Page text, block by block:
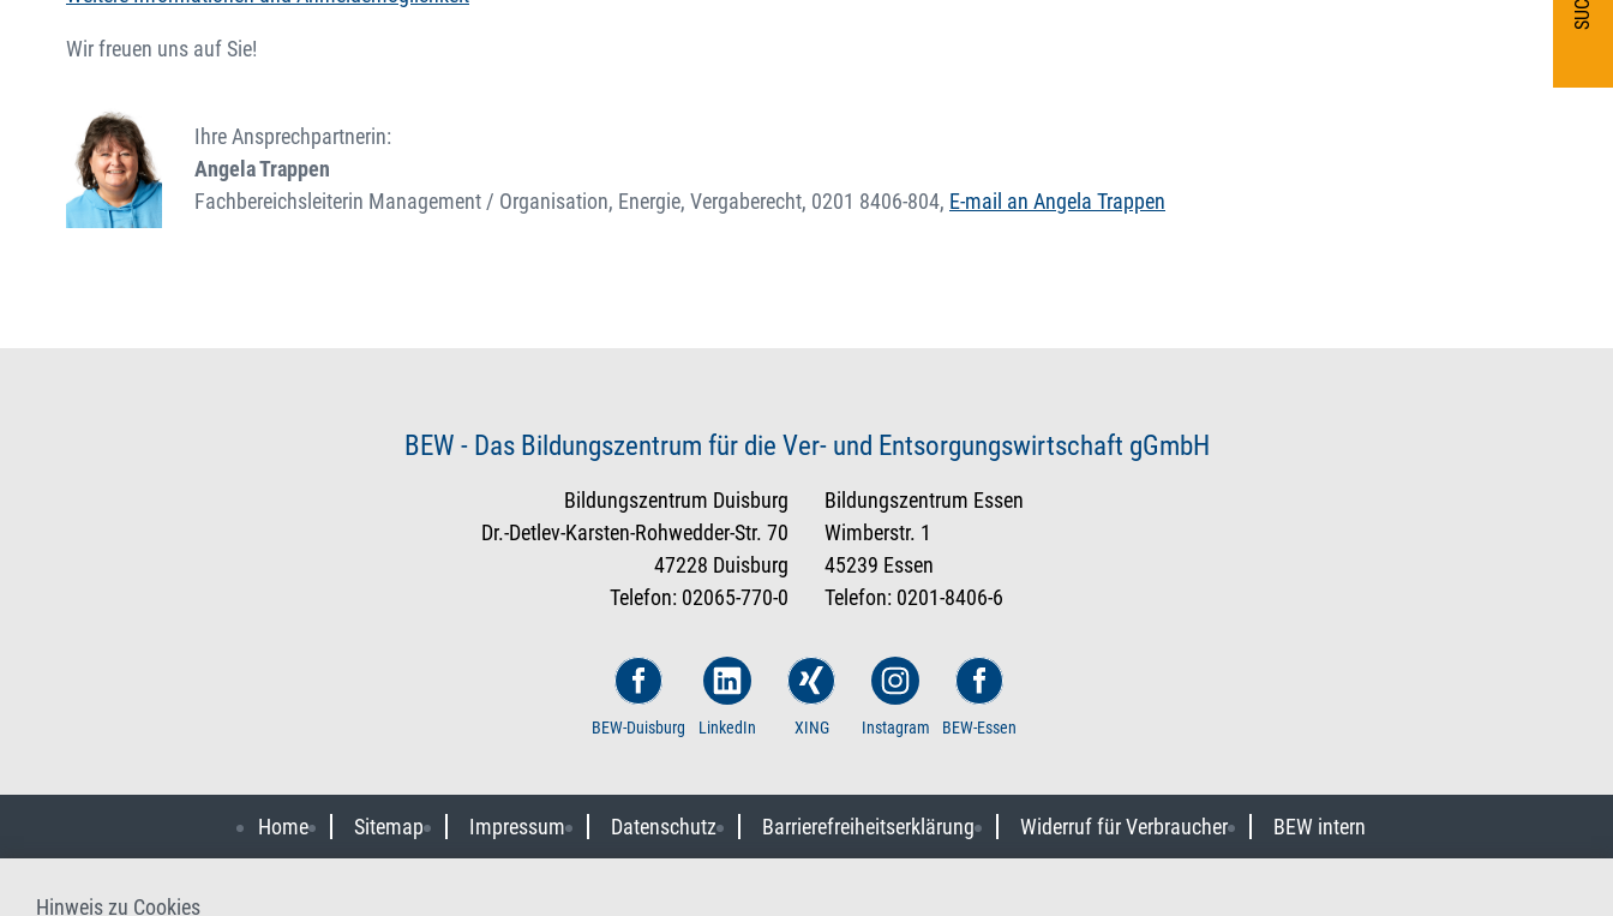
Wir freuen uns auf Sie!
Ihre Ansprechpartnerin:
Angela Trappen
Fachbereichsleiterin Management / Organisation, Energie, Vergaberecht, 0201 8406-804, E-mail an Angela Trappen
BEW - Das Bildungszentrum für die Ver- und Entsorgungswirtschaft gGmbH
Bildungszentrum Duisburg
Dr.-Detlev-Karsten-Rohwedder-Str. 70
47228 Duisburg
Telefon: 02065-770-0
Bildungszentrum Essen
Wimberstr. 1
45239 Essen
Telefon: 0201-8406-6
BEW-Duisburg LinkedIn XING Instagram BEW-Essen
Home Sitemap Impressum Datenschutz Barrierefreiheitserklärung Widerruf für Verbraucher BEW intern
Hinweis zu Cookies